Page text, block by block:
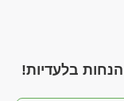
בלעדיות!